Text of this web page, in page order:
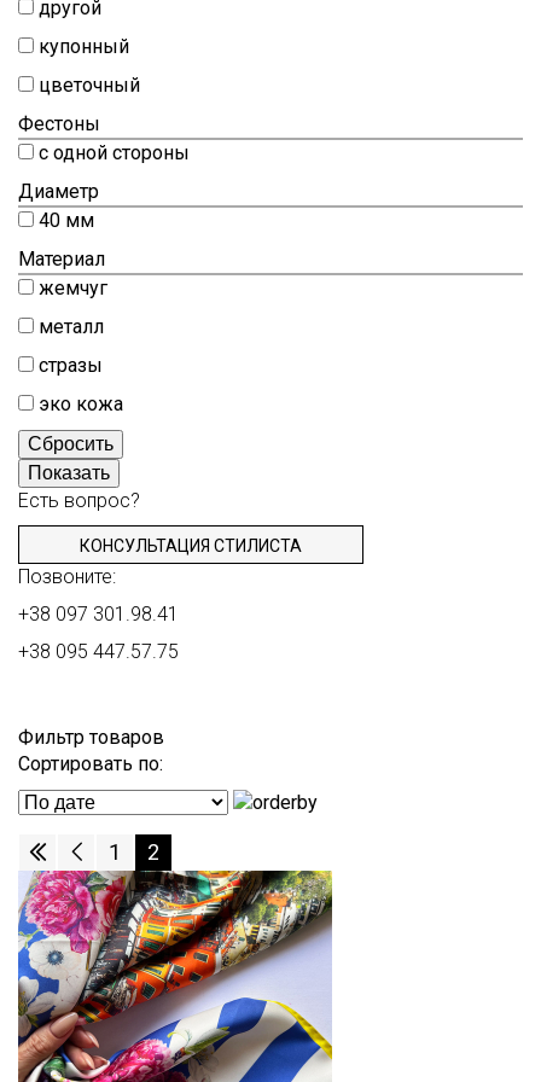
Шитьё
Шифон
Экокожа
другой
купонный
цветочный
Фестоны
с одной стороны
Диаметр
40 мм
Материал
жемчуг
металл
стразы
эко кожа
Сбросить
Показать
Есть вопрос?
КОНСУЛЬТАЦИЯ СТИЛИСТА
Позвоните:
+38 097 301.98.41
+38 095 447.57.75
Фильтр товаров
Сортировать по:
1 2